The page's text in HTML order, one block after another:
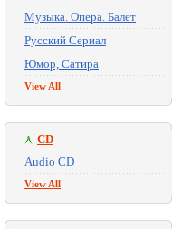
Музыка. Опера. Балет
Русский Сериал
Юмор, Сатира
View All
CD
Audio CD
View All